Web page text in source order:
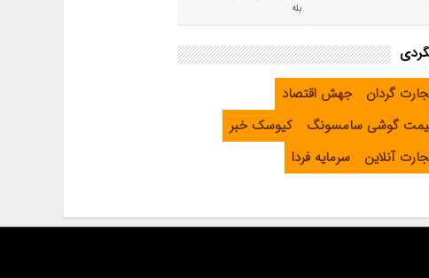
بله
گردان
جهش اقتصاد
گوشی سامسونگ
کیوسک خبر
آنلاین
سرمایه فردا